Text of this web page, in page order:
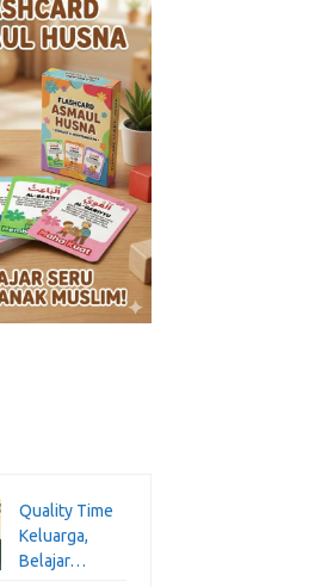
Quality Time
Keluarga,
Belajar…